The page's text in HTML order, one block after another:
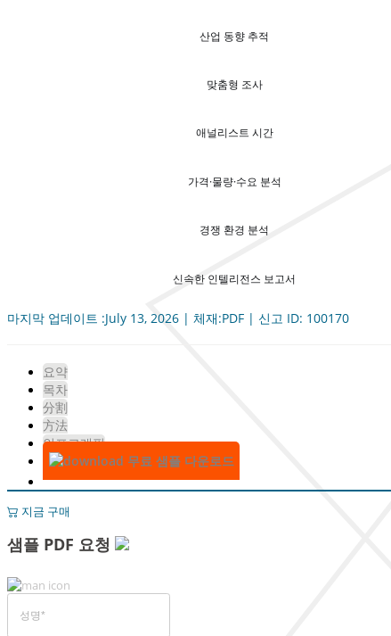
산업 동향 추적
맞춤형 조사
애널리스트 시간
가격·물량·수요 분석
경쟁 환경 분석
신속한 인텔리전스 보고서
마지막 업데이트 :July 13, 2026 | 체재:PDF | 신고 ID: 100170
요약
목차
分割
方法
인포그래픽
무료 샘플 다운로드
지금 구매
샘플 PDF 요청